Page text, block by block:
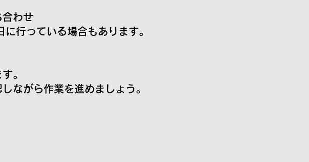
わせ
っている場合もあります。
。
ら作業を進めましょう。